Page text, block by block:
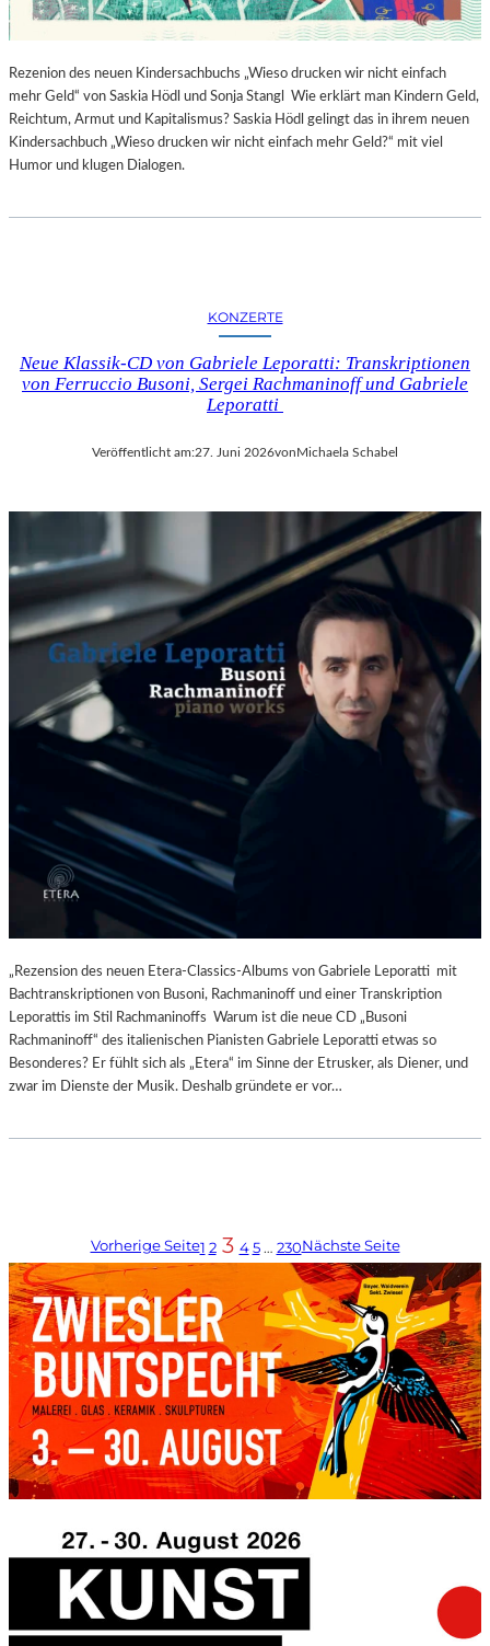
Rezenion des neuen Kindersachbuchs „Wieso drucken wir nicht einfach
mehr Geld“ von Saskia Hödl und Sonja Stangl Wie erklärt man Kindern Geld,
Reichtum, Armut und Kapitalismus? Saskia Hödl gelingt das in ihrem neuen
Kindersachbuch „Wieso drucken wir nicht einfach mehr Geld?“ mit viel
Humor und klugen Dialogen.
KONZERTE
Neue Klassik-CD von Gabriele Leporatti: Transkriptionen
von Ferruccio Busoni, Sergei Rachmaninoff und Gabriele
Leporatti
Veröffentlicht am:27. Juni 2026von Michaela Schabel
„Rezension des neuen Etera-Classics-Albums von Gabriele Leporatti mit
Bachtranskriptionen von Busoni, Rachmaninoff und einer Transkription
Leporattis im Stil Rachmaninoffs Warum ist die neue CD „Busoni
Rachmaninoff“ des italienischen Pianisten Gabriele Leporatti etwas so
Besonderes? Er fühlt sich als „Etera“ im Sinne der Etrusker, als Diener, und
zwar im Dienste der Musik. Deshalb gründete er vor…
Vorherige Seite1 2 3 4 5 … 230Nächste Seite